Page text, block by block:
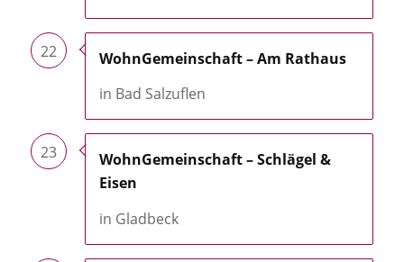
22
WohnGemeinschaft – Am Rathaus
in Bad Salzuflen
23
WohnGemeinschaft – Schlägel &
Eisen
in Gladbeck